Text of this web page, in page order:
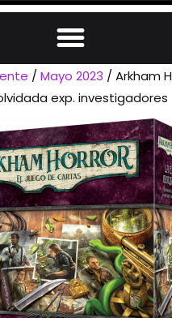
/Mayo 2023 / Arkham
exp. investigadores